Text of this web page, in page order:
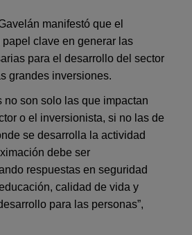
manifestó que el
clave en generar las
para el desarrollo del sector
grandes inversiones.
no son solo las que impactan
o el inversionista, si no las de
se desarrolla la actividad
debe ser
respuestas en seguridad
calidad de vida y
para las personas”,